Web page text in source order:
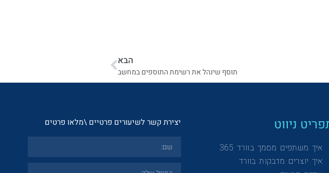
הבא
תוסף שינהל את רשימת התוספים במחשב
ניווט
איך משתפים מסמך בוורד 365
איך יוצרים מדבקות בוורד
יצירת קשר לשיעורים פרטיים \מלאו פרטים